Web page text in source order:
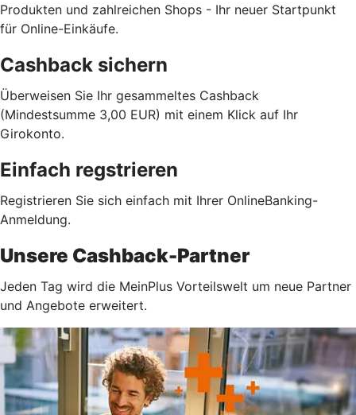
Produkten und zahlreichen Shops - Ihr neuer Startpunkt
für Online-Einkäufe.
Cashback sichern
Überweisen Sie Ihr gesammeltes Cashback
(Mindestsumme 3,00 EUR) mit einem Klick auf Ihr
Girokonto.
Einfach regstrieren
Registrieren Sie sich einfach mit Ihrer OnlineBanking-
Anmeldung.
Unsere Cashback-Partner
Jeden Tag wird die MeinPlus Vorteilswelt um neue Partner
und Angebote erweitert.